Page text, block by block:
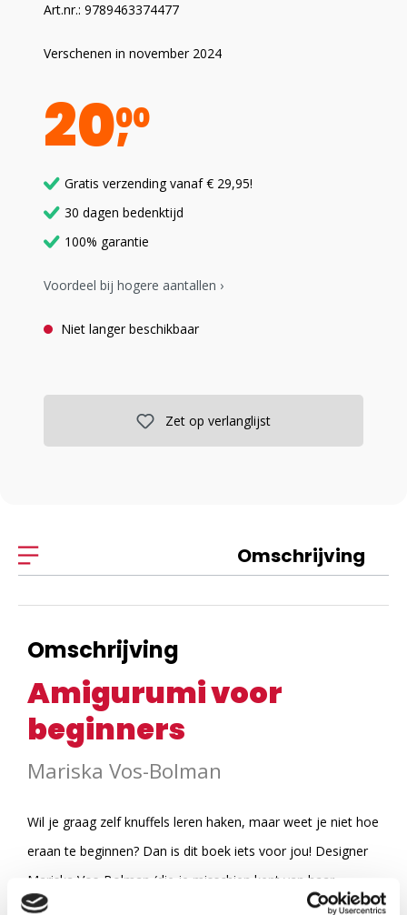
Art.nr.: 9789463374477
Verschenen in november 2024
2000
Gratis verzending vanaf € 29,95!
30 dagen bedenktijd
100% garantie
Voordeel bij hogere aantallen ›
Niet langer beschikbaar
Zet op verlanglijst
Omschrijving
Omschrijving
Amigurumi voor
beginners
Mariska Vos-Bolman
Wil je graag zelf knuffels leren haken, maar weet je niet hoe
eraan te beginnen? Dan is dit boek iets voor jou! Designer
Mariska Vos-Bolman (die je misschien kent van haar
populaire blog DIY Fluffies) bundelt in dit boek 16